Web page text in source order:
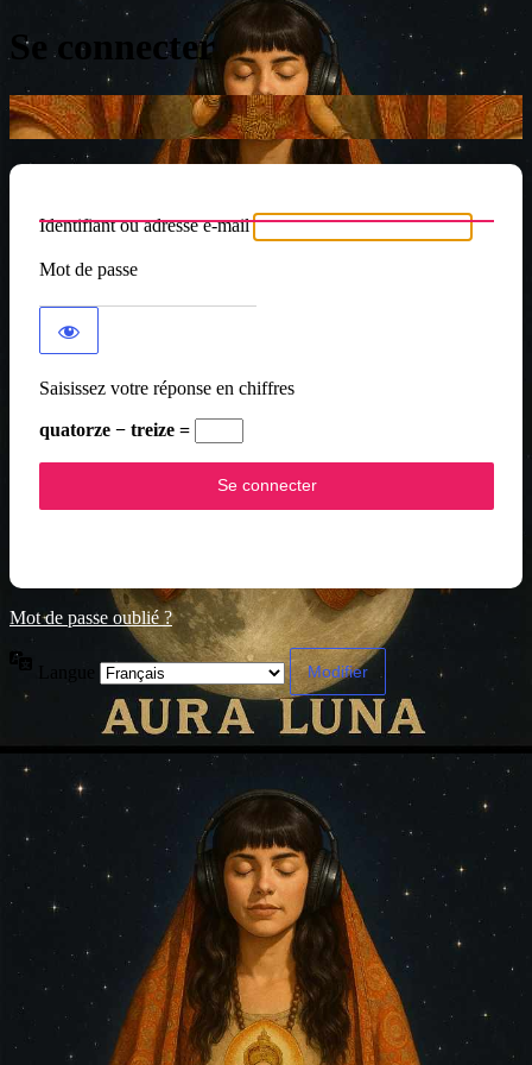
Se connecter
Identifiant ou adresse e-mail
Mot de passe
Saisissez votre réponse en chiffres
quatorze − treize =
Mot de passe oublié ?
Langue